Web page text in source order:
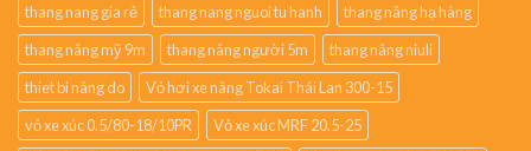
thang nang gia rẻ
thang nang nguoi tu hanh
thang nâng hạ hàng
thang nâng mỹ 9m
thang nâng người 5m
thang nâng niuli
thiet bi nâng do
Vỏ hơi xe nâng Tokai Thái Lan 300-15
vỏ xe xúc 0.5/80-18/10PR
Vỏ xe xúc MRF 20.5-25